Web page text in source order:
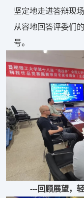
坚定地走进答辩现
从容地回答评委们
号。
---回顾展望，